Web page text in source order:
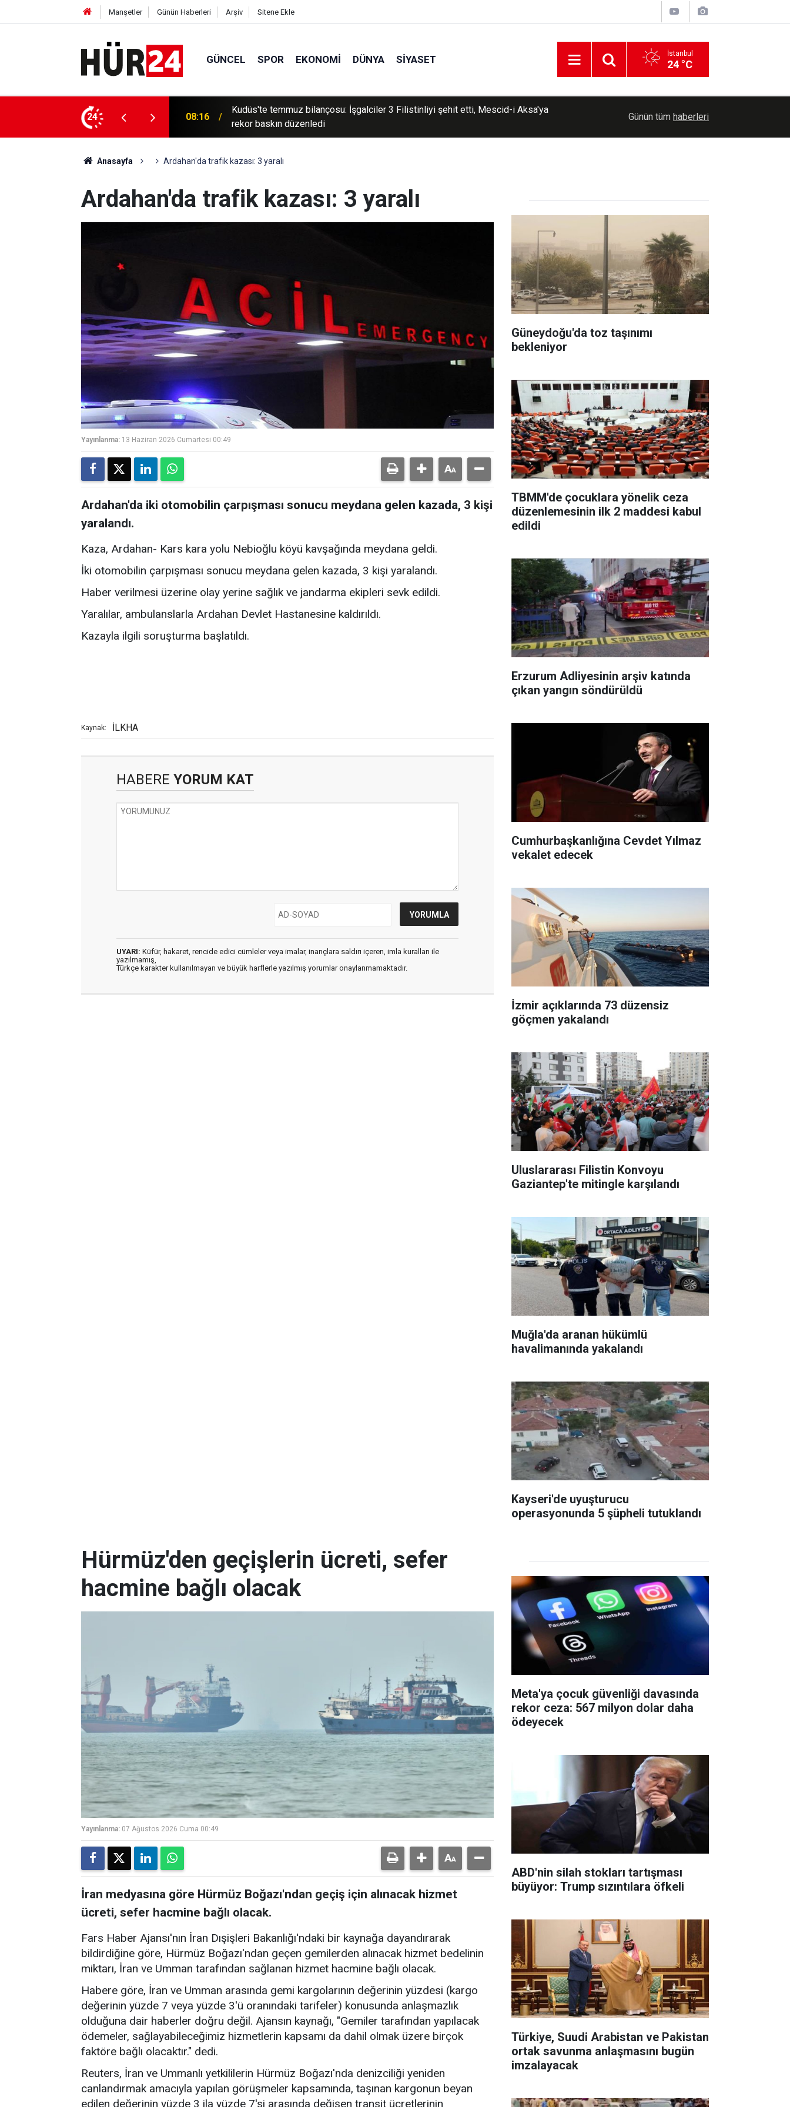
Manşetler Günün Haberleri Arşiv Sitene Ekle
GÜNCEL SPOR EKONOMI DÜNYA SIYASET İstanbul
24 °C
24
3 Filistinliyi şehit etti, Mescid-i Aksa'ya
07:57 Güneydoğu'da toz taşınımı bekleniyor
ödeyecek
Günün tüm haberleri
Anasayfa Ardahan'da trafik kazası: 3 yaralı
Ardahan'da trafik kazası: 3 yaralı
Yayınlanma: 13 Haziran 2026 Cumartesi 00:49
Ardahan'da iki otomobilin çarpışması sonucu meydana gelen kazada, 3 kişi
yaralandı.
Kaza, Ardahan- Kars kara yolu Nebioğlu köyü kavşağında meydana geldi.
İki otomobilin çarpışması sonucu meydana gelen kazada, 3 kişi yaralandı.
Haber verilmesi üzerine olay yerine sağlık ve jandarma ekipleri sevk edildi.
Yaralılar, ambulanslarla Ardahan Devlet Hastanesine kaldırıldı.
Kazayla ilgili soruşturma başlatıldı.
Kaynak: İLKHA
HABERE YORUM KAT
UYARI: Küfür, hakaret, rencide edici cümleler veya imalar, inançlara saldırı içeren, imla kuralları ile
yazılmamış,
Türkçe karakter kullanılmayan ve büyük harflerle yazılmış yorumlar onaylanmamaktadır.
Güneydoğu'da toz taşınımı
bekleniyor
TBMM'de çocuklara yönelik ceza
düzenlemesinin ilk 2 maddesi kabul
edildi
Erzurum Adliyesinin arşiv katında
çıkan yangın söndürüldü
Cumhurbaşkanlığına Cevdet Yılmaz
vekalet edecek
İzmir açıklarında 73 düzensiz
göçmen yakalandı
Uluslararası Filistin Konvoyu
Gaziantep'te mitingle karşılandı
Muğla'da aranan hükümlü
havalimanında yakalandı
Kayseri'de uyuşturucu
operasyonunda 5 şüpheli tutuklandı
Hürmüz'den geçişlerin ücreti, sefer
hacmine bağlı olacak
Yayınlanma: 07 Ağustos 2026 Cuma 00:49
İran medyasına göre Hürmüz Boğazı'ndan geçiş için alınacak hizmet
ücreti, sefer hacmine bağlı olacak.
Fars Haber Ajansı'nın İran Dışişleri Bakanlığı'ndaki bir kaynağa dayandırarak
bildirdiğine göre, Hürmüz Boğazı'ndan geçen gemilerden alınacak hizmet bedelinin
miktarı, İran ve Umman tarafından sağlanan hizmet hacmine bağlı olacak.
Habere göre, İran ve Umman arasında gemi kargolarının değerinin yüzdesi (kargo
değerinin yüzde 7 veya yüzde 3'ü oranındaki tarifeler) konusunda anlaşmazlık
olduğuna dair haberler doğru değil. Ajansın kaynağı, "Gemiler tarafından yapılacak
ödemeler, sağlayabileceğimiz hizmetlerin kapsamı da dahil olmak üzere birçok
faktöre bağlı olacaktır." dedi.
Reuters, İran ve Ummanlı yetkililerin Hürmüz Boğazı'nda denizciliği yeniden
canlandırmak amacıyla yapılan görüşmeler kapsamında, taşınan kargonun beyan
edilen değerinin yüzde 3 ila yüzde 7'si arasında değişen transit ücretlerinin
Meta'ya çocuk güvenliği davasında
rekor ceza: 567 milyon dolar daha
ödeyecek
ABD'nin silah stokları tartışması
büyüyor: Trump sızıntılara öfkeli
Türkiye, Suudi Arabistan ve Pakistan
ortak savunma anlaşmasını bugün
imzalayacak